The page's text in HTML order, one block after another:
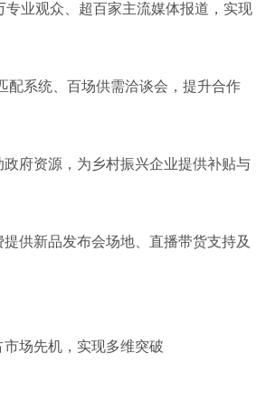
专业观众、超百家主流媒体报道，实现
配系统、百场供需洽谈会，提升合作
府资源，为乡村振兴企业提供补贴与
供新品发布会场地、直播带货支持及
场先机，实现多维突破‌